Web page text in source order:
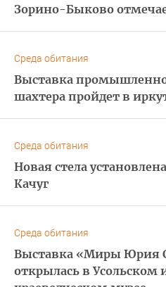
Зорино-Быково
Среда обитания
Выставка
шахтера пройдет в
Среда обитания
Новая стела
Качуг
Среда обитания
Выставка «Миры Юрия
открылась в Усольском